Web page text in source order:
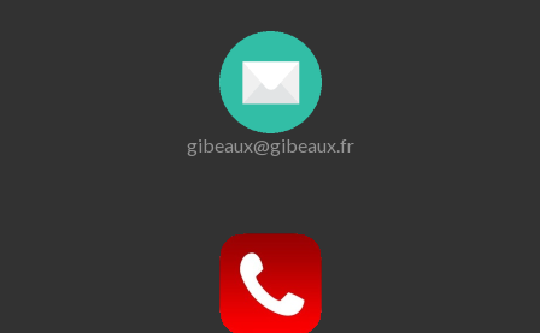
gibeaux@gibeaux.fr